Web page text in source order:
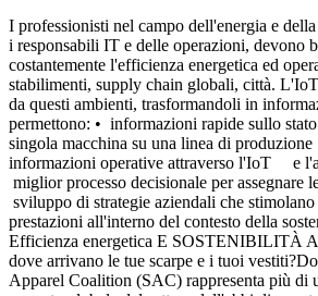
I professionisti nel campo dell'energia e
i responsabili IT e delle operazioni, devono
costantemente l'efficienza energetica ed
stabilimenti, supply chain globali, città.
da questi ambienti, trasformandoli in
permettono: • informazioni rapide sullo
singola macchina su una linea di
informazioni operative attraverso l'IoT e
miglior processo decisionale per
sviluppo di strategie aziendali che
prestazioni all'interno del contesto della
Efficienza energetica E SOSTENIBILITÀ
dove arrivano le tue scarpe e i tuoi
Apparel Coalition (SAC) rappresenta più di